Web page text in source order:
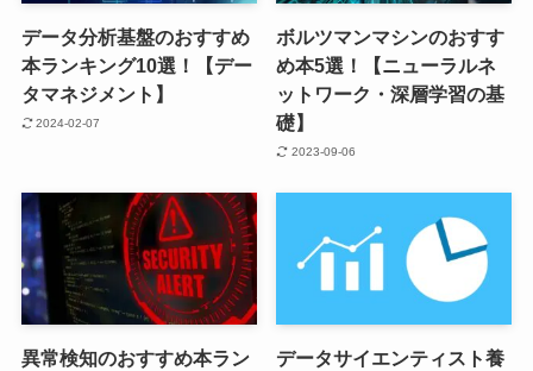
データ分析基盤のおすすめ
本ランキング10選！【デー
タマネジメント】
2024-02-07
ボルツマンマシンのおすす
め本5選！【ニューラルネ
ットワーク・深層学習の基
礎】
2023-09-06
異常検知のおすすめ本ラン
データサイエンティスト養